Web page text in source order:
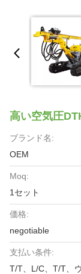
高い空気圧
ブランド名:
OEM
Moq:
1セット
価格:
negotiable
支払い条件:
T/T、L/C、T/T、